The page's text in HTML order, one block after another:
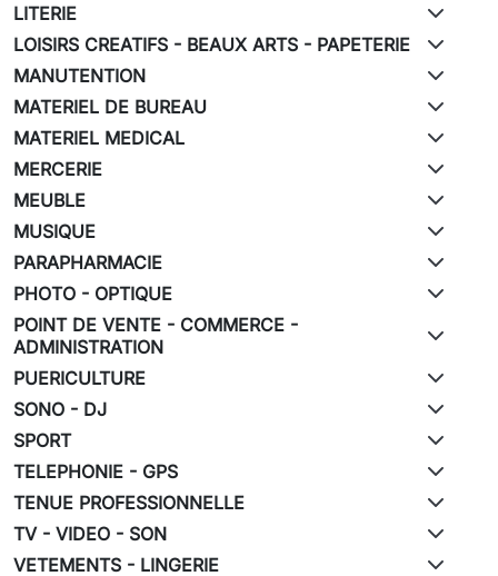
LITERIE
LOISIRS CREATIFS - BEAUX ARTS - PAPETERIE
MANUTENTION
MATERIEL DE BUREAU
MATERIEL MEDICAL
MERCERIE
MEUBLE
MUSIQUE
PARAPHARMACIE
PHOTO - OPTIQUE
POINT DE VENTE - COMMERCE -
ADMINISTRATION
PUERICULTURE
SONO - DJ
SPORT
TELEPHONIE - GPS
TENUE PROFESSIONNELLE
TV - VIDEO - SON
VETEMENTS - LINGERIE